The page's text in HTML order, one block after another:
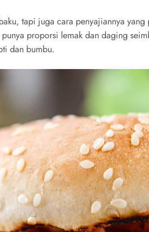
tapi juga cara penyajiannya
proporsi lemak dan daging
dan bumbu.